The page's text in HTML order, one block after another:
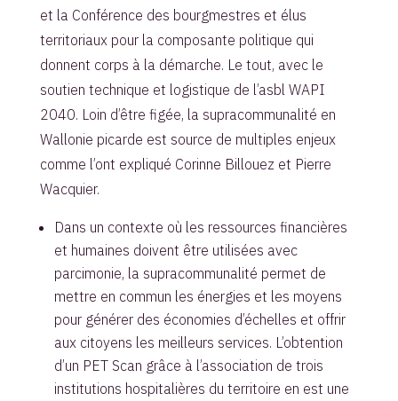
et la Conférence des bourgmestres et élus
territoriaux pour la composante politique qui
donnent corps à la démarche. Le tout, avec le
soutien technique et logistique de l’asbl WAPI
2040. Loin d’être figée, la supracommunalité en
Wallonie picarde est source de multiples enjeux
comme l’ont expliqué Corinne Billouez et Pierre
Wacquier.
Dans un contexte où les ressources financières
et humaines doivent être utilisées avec
parcimonie, la supracommunalité permet de
mettre en commun les énergies et les moyens
pour générer des économies d’échelles et offrir
aux citoyens les meilleurs services. L’obtention
d’un PET Scan grâce à l’association de trois
institutions hospitalières du territoire en est une